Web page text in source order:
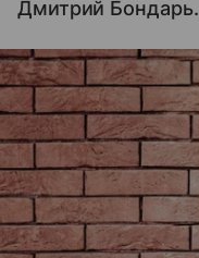
Дмитрий Бондарь.